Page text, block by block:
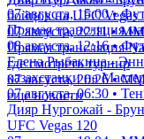
бойцов на UFC Vegas
07 августа, 22:11 •
Прямая трансляция
где смотреть турнир
07 августа, 20:26 •
еще новости
07 августа, 15:00 •
Прямая трансляция
08 августа, 12:16 •
Елена Рыбакина -
казахстанки на
07 августа, 06:30 •
Дияр Нургожай -
UFC Vegas 120